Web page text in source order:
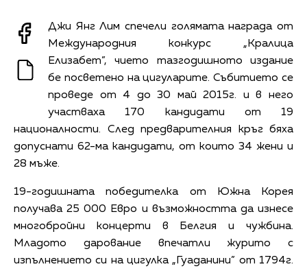
Джи Янг Лим спечели голямата награда от
Международния конкурс „Кралица
Елизабет”, чието тазгодишното издание
бе посветено на цигуларите. Събитието се
проведе от 4 до 30 май 2015г. и в него
участваха 170 кандидати от 19
националности. След предварителния кръг бяха
допуснати 62-ма кандидати, от които 34 жени и
28 мъже.
19-годишната победителка от Южна Корея
получава 25 000 Евро и възможността да изнесе
многобройни концерти в Белгия и чужбина.
Младото дарование впечатли журито с
изпълнението си на цигулка „Гуаданини” от 1794г.